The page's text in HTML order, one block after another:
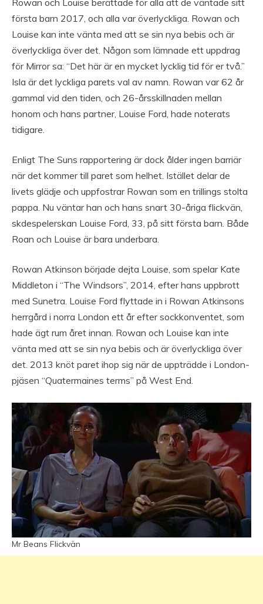
första barn 2017, och alla var överlyckliga. Rowan och
Louise kan inte vänta med att se sin nya bebis och är
överlyckliga över det. Någon som lämnade ett uppdrag
för Mirror sa: “Det här är en mycket lycklig tid för er två.”
Isla är det lyckliga parets val av namn. Rowan var 62 år
gammal vid den tiden, och 26-årsskillnaden mellan
honom och hans partner, Louise Ford, hade noterats
tidigare.
Enligt The Suns rapportering är dock ålder ingen barriär
när det kommer till paret som helhet. Istället delar de
livets glädje och uppfostrar Rowan som en trillings stolta
pappa. Nu väntar han och hans snart 30-åriga flickvän,
skdespelerskan Louise Ford, 33, på sitt första barn. Både
Roan och Louise är bara underbara.
Rowan Atkinson började dejta Louise, som spelar Kate
Middleton i “The Windsors”, 2014, efter hans uppbrott
med Sunetra. Louise Ford flyttade in i Rowan Atkinsons
herrgård i norra London ett år efter sockkonventet, som
hade ägt rum året innan. Rowan och Louise kan inte
vänta med att se sin nya bebis och är överlyckliga över
det. 2013 knöt paret ihop sig när de uppträdde i London-
pjäsen “Quatermaines terms” på West End.
Mr Beans Flickvän